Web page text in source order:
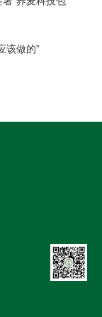
该做的”